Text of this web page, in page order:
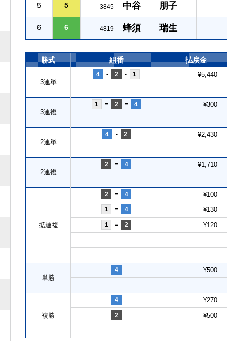
５ 5 3845 中谷 朋子
６ 6 4819 蜂須 瑞生
勝式 組番 払戻金
3連単
4 - 2 - 1 ¥5,440
3連複
1 = 2 = 4 ¥300
2連単
4 - 2 ¥2,430
2連複
2 = 4 ¥1,710
拡連複
2 = 4 ¥100
1 = 4 ¥130
1 = 2 ¥120
単勝
4 ¥500
複勝
4 ¥270
2 ¥500